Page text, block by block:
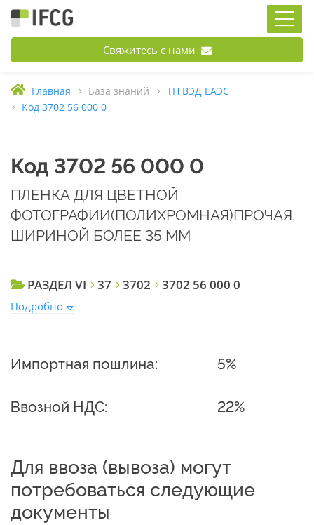
Свяжитесь с нами
Главная База знаний
ТН ВЭД ЕАЭС
Код 3702 56 000 0
Код 3702 56 000 0
ПЛЕНКА ДЛЯ ЦВЕТНОЙ
ФОТОГРАФИИ(ПОЛИХРОМНАЯ)ПРОЧАЯ,
ШИРИНОЙ БОЛЕЕ 35 ММ
РАЗДЕЛ VI 37 3702 3702 56 000 0
Подробно
Импортная пошлина: 5%
Ввозной НДС: 22%
Для ввоза (вывоза) могут
потребоваться следующие
документы